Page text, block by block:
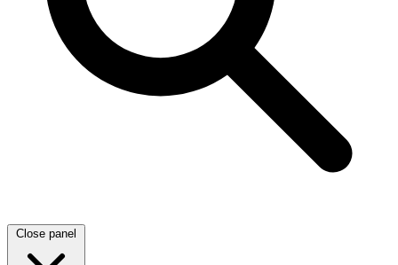
Close panel